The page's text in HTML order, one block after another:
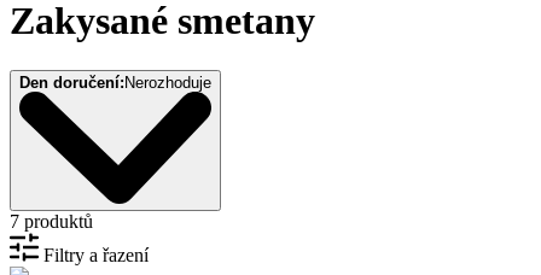
Zakysané smetany
Den doručení: Nerozhoduje
7 produktů
Filtry a řazení